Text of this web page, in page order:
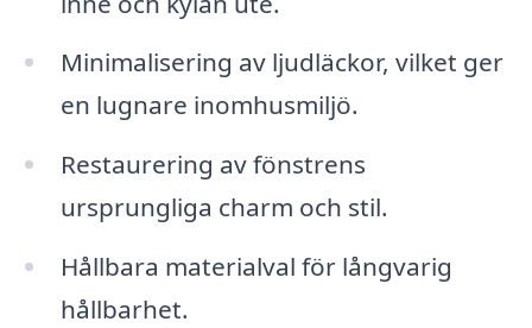
Minimalisering av ljudläckor, vilket ger
en lugnare inomhusmiljö.
Restaurering av fönstrens
ursprungliga charm och stil.
Hållbara materialval för långvarig
hållbarhet.